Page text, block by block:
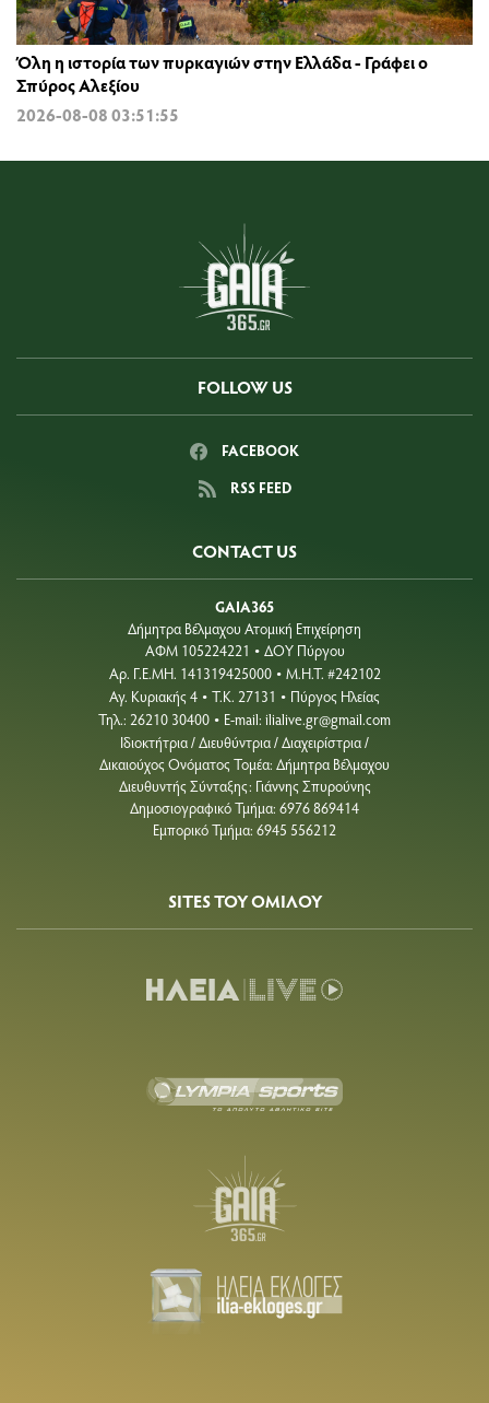
Όλη η ιστορία των πυρκαγιών στην Ελλάδα - Γράφει ο
Σπύρος Αλεξίου
2026-08-08 03:51:55
FOLLOW US
FACEBOOK
RSS FEED
CONTACT US
GAIA365
Δήμητρα Βέλμαχου Ατομική Επιχείρηση
ΑΦΜ 105224221 • ΔΟΥ Πύργου
Aρ. Γ.Ε.ΜΗ. 141319425000 • Μ.Η.Τ. #242102
Αγ. Κυριακής 4 • Τ.Κ. 27131 • Πύργος Ηλείας
Τηλ.: 26210 30400 • E-mail: ilialive.gr@gmail.com
Ιδιοκτήτρια / Διευθύντρια / Διαχειρίστρια /
Δικαιούχος Ονόματος Τομέα: Δήμητρα Βέλμαχου
Διευθυντής Σύνταξης: Γιάννης Σπυρούνης
Δημοσιογραφικό Τμήμα: 6976 869414
Εμπορικό Τμήμα: 6945 556212
SITES ΤΟΥ ΟΜΙΛΟΥ